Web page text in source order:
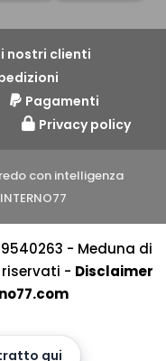
nostri clienti
Pagamenti
Privacy policy
con intelligenza
- Meduna di
- Disclaimer
qui